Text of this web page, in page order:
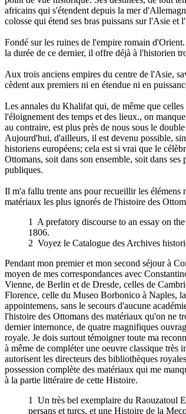
africains qui s'étendent depuis la mer
colosse qui étend ses bras puissans sur l'Asie
Fondé sur les ruines de l'empire romain
la durée de ce dernier, il offre déjà à l'historien
Aux trois anciens empires du centre de l'Asie,
cèdent aux premiers ni en étendue ni en
Les annales du Khalifat qui, de même que
l'éloignement des temps et des lieux., on
au contraire, est plus près de nous sous le
Aujourd'hui, d'ailleurs, il est devenu possible,
historiens européens; cela est si vrai que le
Ottomans, soit dans son ensemble, soit dans
publiques.
Il m'a fallu trente ans pour recueillir les élémens
matériaux les plus ignorés de l'histoire des
1 A prefatory discourse to an essay on
1806.
2 Voyez le Catalogue des Archives
Pendant mon premier et mon second séjour à
moyen de mes correspondances avec
Vienne, de Berlin et de Dresde, celles de
Florence, celle du Museo Borbonico à Naples,
appointemens, sans le secours d'aucune
l'histoire des Ottomans des matériaux qu'on ne
dernier internonce, de quatre magnifiques
royale. Je dois surtout témoigner toute ma
à même de compléter une oeuvre classique très
autorisent les directeurs des bibliothèques
possession complète des matériaux qui me
à la partie littéraire de cette Histoire.
1 Un très bel exemplaire du Raouzatoul
persans et turcs, et une Histoire de la